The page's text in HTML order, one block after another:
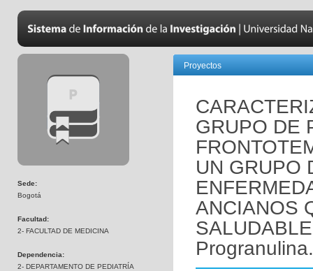
Sede:
Bogotá
Facultad:
2- FACULTAD DE MEDICINA
Dependencia:
2- DEPARTAMENTO DE PEDIATRÍA
Proyectos
GRUPO DE
UN GRUPO
ANCIANOS
Progranulina.